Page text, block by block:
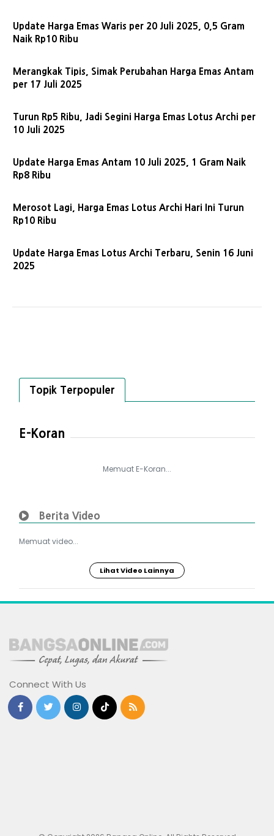
Update Harga Emas Waris per 20 Juli 2025, 0,5 Gram
Naik Rp10 Ribu
Merangkak Tipis, Simak Perubahan Harga Emas Antam
per 17 Juli 2025
Turun Rp5 Ribu, Jadi Segini Harga Emas Lotus Archi per
10 Juli 2025
Update Harga Emas Antam 10 Juli 2025, 1 Gram Naik
Rp8 Ribu
Merosot Lagi, Harga Emas Lotus Archi Hari Ini Turun
Rp10 Ribu
Update Harga Emas Lotus Archi Terbaru, Senin 16 Juni
2025
Topik Terpopuler
E-Koran
Memuat E-Koran...
Berita Video
Memuat video...
Lihat Video Lainnya
Connect With Us